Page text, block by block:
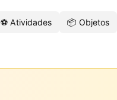
⚽ Atividades 📦 Objetos